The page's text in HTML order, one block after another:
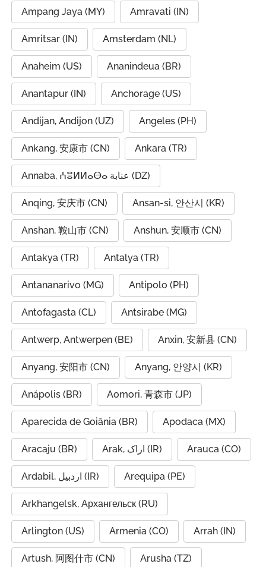
Ampang Jaya (MY) Amravati (IN)
Amritsar (IN) Amsterdam (NL)
Anaheim (US) Ananindeua (BR)
Anantapur (IN) Anchorage (US)
Andijan, Andijon (UZ) Angeles (PH)
Ankang, 安康市 (CN) Ankara (TR)
Annaba, ⵄⴻⵍⵍⴰⴱⴰ عنابة (DZ)
Anqing, 安庆市 (CN) Ansan-si, 안산시 (KR)
Anshan, 鞍山市 (CN) Anshun, 安顺市 (CN)
Antakya (TR) Antalya (TR)
Antananarivo (MG) Antipolo (PH)
Antofagasta (CL) Antsirabe (MG)
Antwerp, Antwerpen (BE) Anxin, 安新县 (CN)
Anyang, 安阳市 (CN) Anyang, 안양시 (KR)
Anápolis (BR) Aomori, 青森市 (JP)
Aparecida de Goiânia (BR) Apodaca (MX)
Aracaju (BR) Arak, اراک (IR) Arauca (CO)
Ardabil, اردبیل (IR) Arequipa (PE)
Arkhangelsk, Архангельск (RU)
Arlington (US) Armenia (CO) Arrah (IN)
Artush, 阿图什市 (CN) Arusha (TZ)